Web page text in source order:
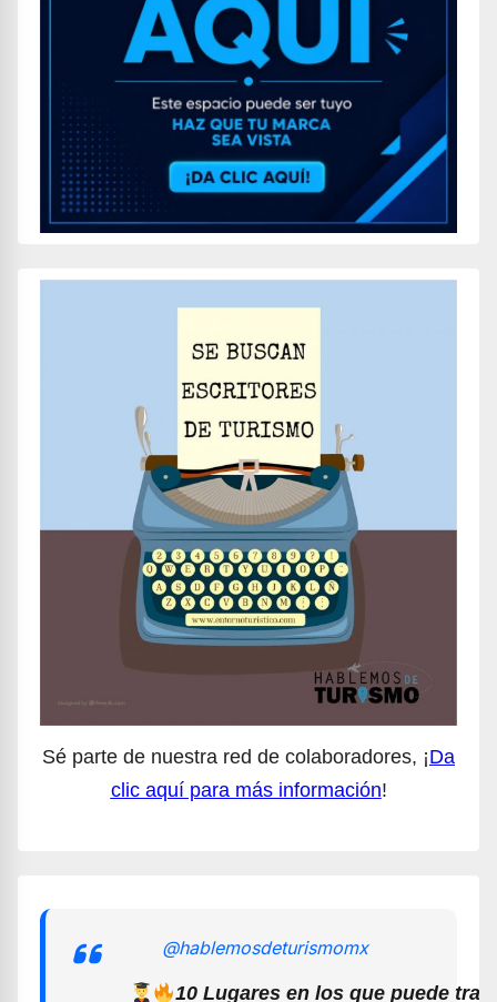
Sé parte de nuestra red de colaboradores, ¡Da
clic aquí para más información!
@hablemosdeturismomx
10 Lugares en los que puede